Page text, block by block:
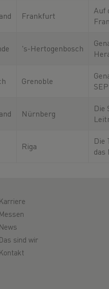
der
Frankfurt
Auf
's-Hertogenbosch
Grenoble
Nürnberg
Die
Riga
Die
das
Karriere
Messen
News
Das sind wir
Kontakt